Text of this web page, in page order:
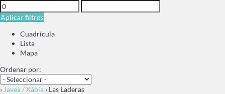
Aplicar filtros
Cuadrícula
Lista
Mapa
Ordenar por:
› Javea / Xàbia › Las Laderas